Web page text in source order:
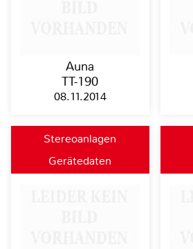
Auna
TT-190
08.11.2014
Stereoanlagen
Gerätedaten